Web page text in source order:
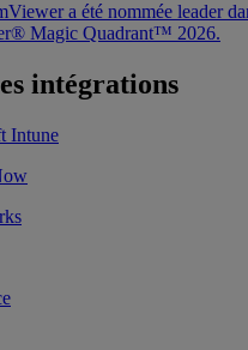
a été nommée leader
Magic Quadrant™ 2026.
intégrations
Intune